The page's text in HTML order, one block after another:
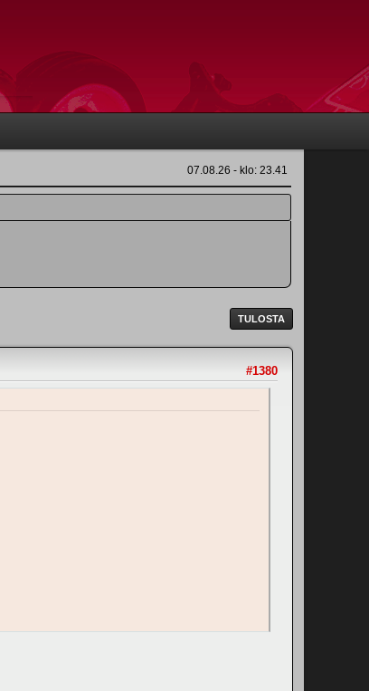
07.08.26 - klo: 23.41
TULOSTA
#1380